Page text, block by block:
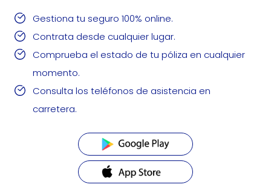
Gestiona tu seguro 100% online.
Contrata desde cualquier lugar.
Comprueba el estado de tu póliza en cualquier
momento.
Consulta los teléfonos de asistencia en
carretera.